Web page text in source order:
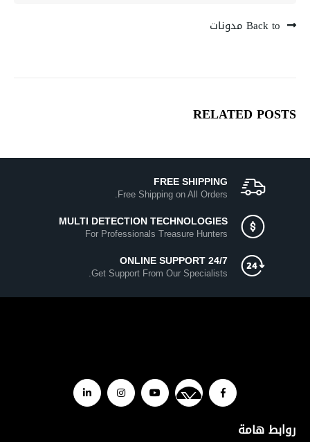
RELATED POSTS
FREE SHIPPING
Free Shipping on All Orders.
MULTI DETECTION TECHNOLOGIES
For Professionals Treasure Hunters
ONLINE SUPPORT 24/7
Get Support From Our Specialists.
روابط هامة